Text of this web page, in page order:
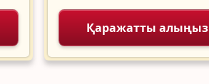
Қаражатты алыңыз